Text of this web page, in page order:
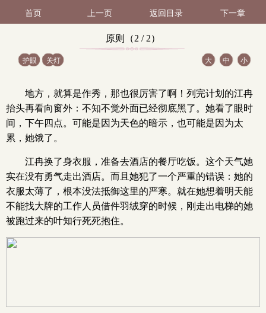
首页 上一页 返回目录 下一章
原则（2 / 2）
护眼 关灯 大 中 小
地方，就算是作秀，那也很厉害了啊！列完计划的江冉
抬头再看向窗外：不知不觉外面已经彻底黑了。她看了眼时
间，下午四点。可能是因为天色的暗示，也可能是因为太
累，她饿了。
江冉换了身衣服，准备去酒店的餐厅吃饭。这个天气她
实在没有勇气走出酒店。而且她犯了一个严重的错误：她的
衣服太薄了，根本没法抵御这里的严寒。就在她想着明天能
不能找大牌的工作人员借件羽绒穿的时候，刚走出电梯的她
被跑过来的叶知行死死抱住。